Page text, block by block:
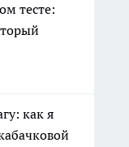
тесте:
как я